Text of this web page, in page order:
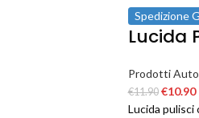
Spedizione
Lucida
Prodotti Auto
€11.90 €10.90
Lucida